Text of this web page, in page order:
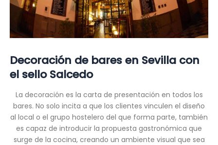
Decoración de bares en Sevilla con
el sello Salcedo
La decoración es la carta de presentación en todos los
bares. No solo incita a que los clientes vinculen el diseño
al local o el grupo hostelero del que forma parte, también
es capaz de introducir la propuesta gastronómica que
surge de la cocina, creando un ambiente visual que sea